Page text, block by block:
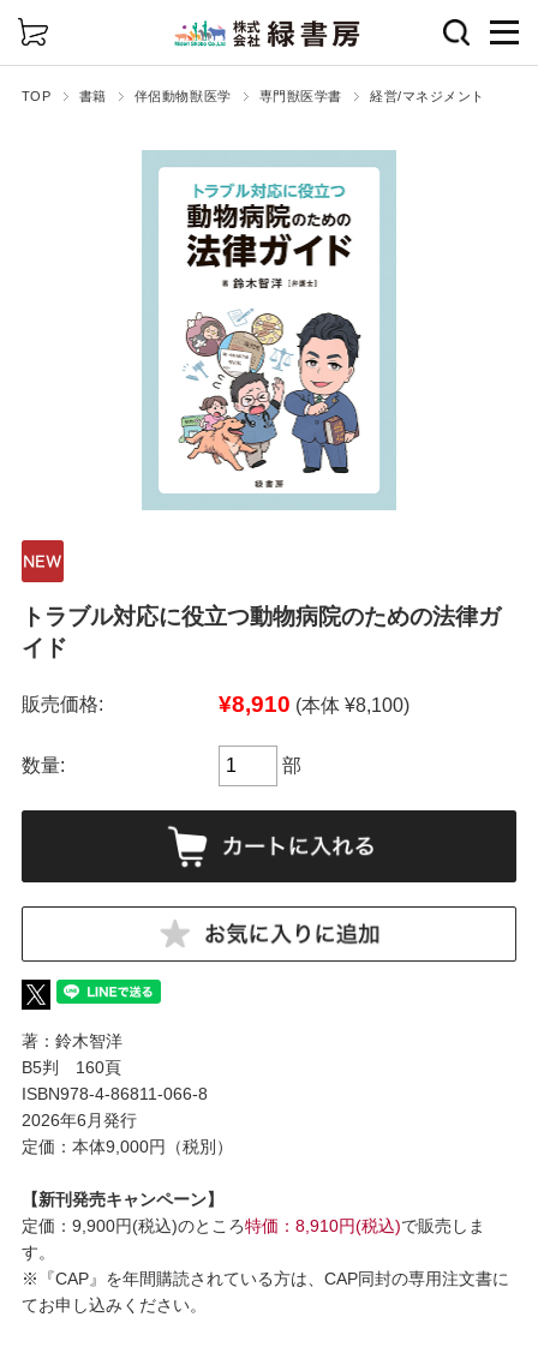
詳細検索
TOP 書籍 伴侶動物獣医学 専門獣医学書 経営/マネジメント
トラブル対応に役立つ動物病院のための法律ガ
イド
販売価格: ¥8,910 (本体 ¥8,100)
数量: 部
著：鈴木智洋
B5判 160頁
ISBN978-4-86811-066-8
2026年6月発行
定価：本体9,000円（税別）
【新刊発売キャンペーン】
定価：9,900円(税込)のところ特価：8,910円(税込)で販売しま
す。
※『CAP』を年間購読されている方は、CAP同封の専用注文書に
てお申し込みください。